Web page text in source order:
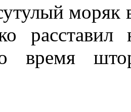
моряк
расставил
время